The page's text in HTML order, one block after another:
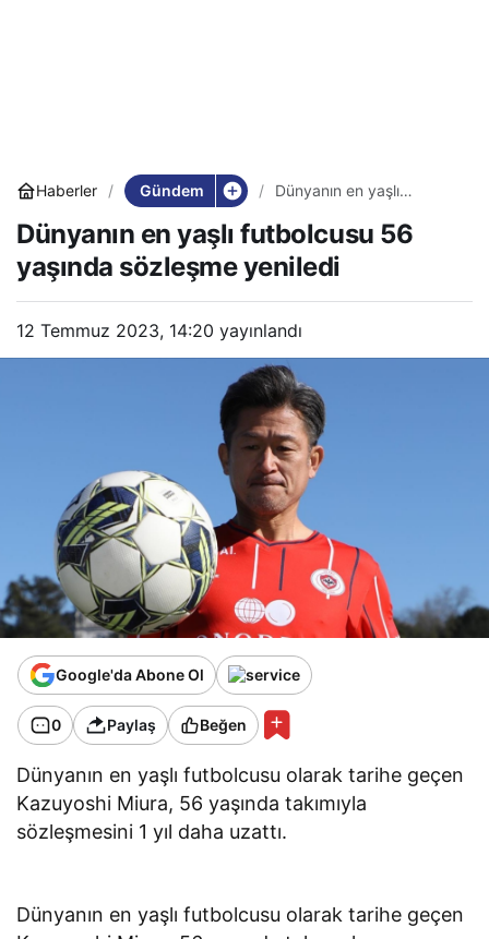
Haberler Gündem
Dünyanın en yaşlı
sözleşme yeniledi
Dünyanın en yaşlı futbolcusu 56
yaşında sözleşme yeniledi
12 Temmuz 2023, 14:20 yayınlandı
Google'da Abone Ol
0 Paylaş Beğen
Dünyanın en yaşlı futbolcusu olarak tarihe geçen
Kazuyoshi Miura, 56 yaşında takımıyla
sözleşmesini 1 yıl daha uzattı.
Dünyanın en yaşlı futbolcusu olarak tarihe geçen